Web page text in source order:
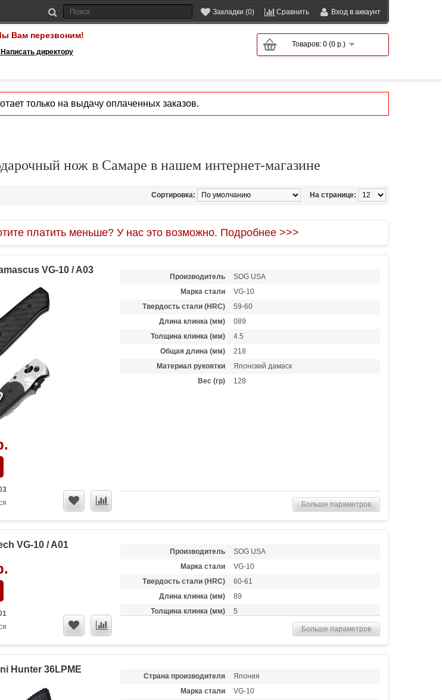
Закладки (0) Сравнить Вход в аккаунт
Вам перезвоним!
директору
Товаров: 0 (0 р.)
только на выдачу оплаченных заказов.
нож в Самаре в нашем интернет-магазине
На странице:
Сортировка:
платить меньше? У нас это возможно. Подробнее >>>
VG-10 / A03
Производитель
SOG USA
Марка стали
VG-10
Твердость стали (HRC)
59-60
Длина клинка (мм)
089
Толщина клинка (мм)
4.5
Общая длина (мм)
218
Материал рукоятки
Японский дамаск
Вес (гр)
128
Больше параметров
VG-10 / A01
Производитель
SOG USA
Марка стали
VG-10
Твердость стали (HRC)
60-61
Длина клинка (мм)
89
Толщина клинка (мм)
5
Вес (гр)
128
Больше параметров
Hunter 36LPME
Страна производителя
Япония
Марка стали
VG-10